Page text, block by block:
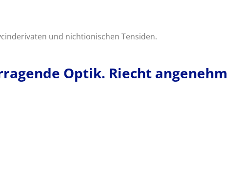
und nichtionischen Tensiden.
Optik. Riecht angenehm